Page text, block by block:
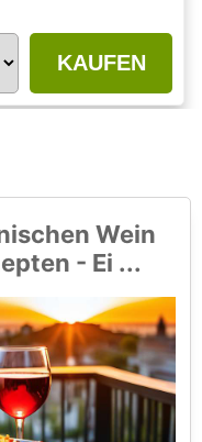
KAUFEN
Wein
- Ei ...